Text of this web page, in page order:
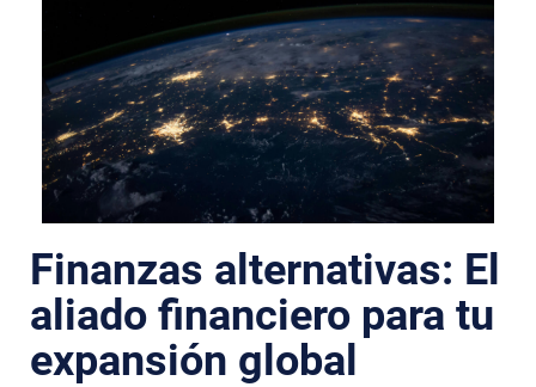
Finanzas alternativas: El
aliado financiero para tu
expansión global